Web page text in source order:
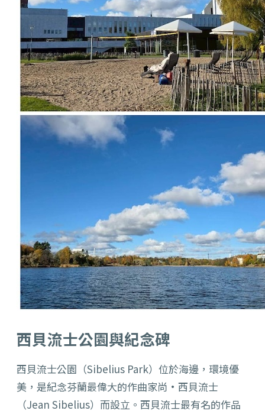
西貝流士公園與紀念碑
西貝流士公園（Sibelius Park）位於海邊，環境優
美，是紀念芬蘭最偉大的作曲家尚·西貝流士
（Jean Sibelius）而設立。西貝流士最有名的作品